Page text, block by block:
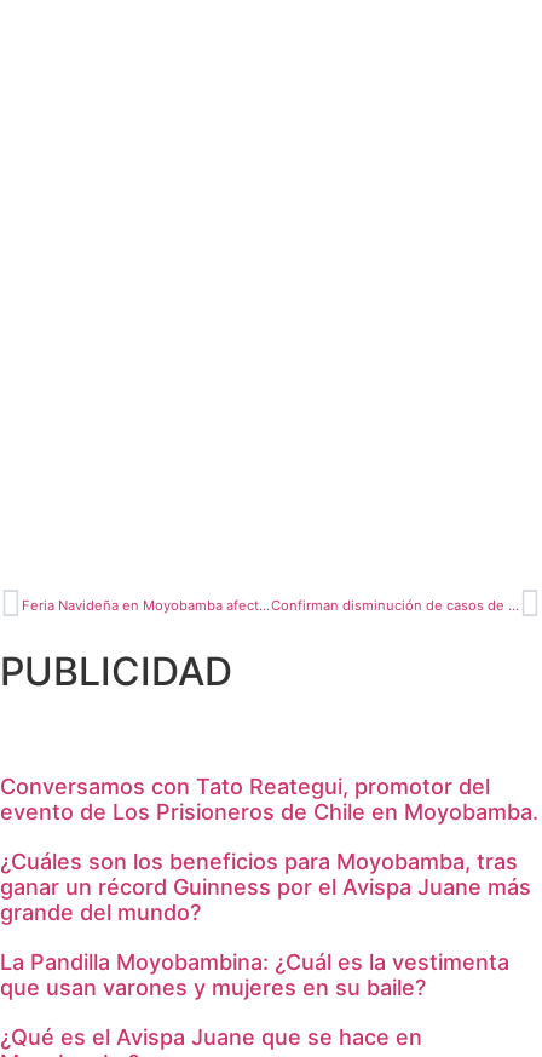
Feria Navideña en Moyobamba afectada por comercio ambulatorio Confirman disminución de casos de dengue en San Martín
PUBLICIDAD
Conversamos con Tato Reategui, promotor del
evento de Los Prisioneros de Chile en Moyobamba.
¿Cuáles son los beneficios para Moyobamba, tras
ganar un récord Guinness por el Avispa Juane más
grande del mundo?
La Pandilla Moyobambina: ¿Cuál es la vestimenta
que usan varones y mujeres en su baile?
¿Qué es el Avispa Juane que se hace en